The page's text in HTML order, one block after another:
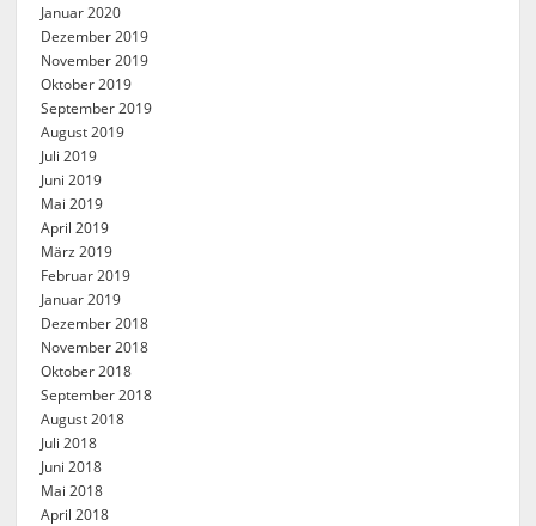
Januar 2020
Dezember 2019
November 2019
Oktober 2019
September 2019
August 2019
Juli 2019
Juni 2019
Mai 2019
April 2019
März 2019
Februar 2019
Januar 2019
Dezember 2018
November 2018
Oktober 2018
September 2018
August 2018
Juli 2018
Juni 2018
Mai 2018
April 2018